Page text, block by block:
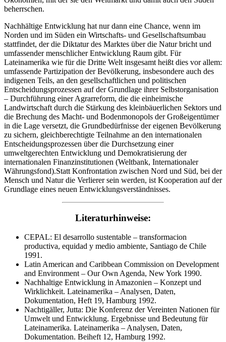
beherrschen.
Nachhältige Entwicklung hat nur dann eine Chance, wenn im
Norden und im Süden ein Wirtschafts- und Gesellschaftsumbau
stattfindet, der die Diktatur des Marktes über die Natur bricht und
umfassender menschlicher Entwicklung Raum gibt. Für
Lateinamerika wie für die Dritte Welt insgesamt heißt dies vor allem:
umfassende Partizipation der Bevölkerung, insbesondere auch des
indigenen Teils, an den gesellschaftlichen und politischen
Entscheidungsprozessen auf der Grundlage ihrer Selbstorganisation
– Durchführung einer Agrarreform, die die einheimische
Landwirtschaft durch die Stärkung des kleinbäuerlichen Sektors und
die Brechung des Macht- und Bodenmonopols der Großeigentümer
in die Lage versetzt, die Grundbedürfnisse der eigenen Bevölkerung
zu sichern, gleichberechtigte Teilnahme an den internationalen
Entscheidungsprozessen über die Durchsetzung einer
umweltgerechten Entwicklung und Demokratisierung der
internationalen Finanzinstitutionen (Weltbank, Internationaler
Währungsfond).Statt Konfrontation zwischen Nord und Süd, bei der
Mensch und Natur die Verlierer sein werden, ist Kooperation auf der
Grundlage eines neuen Entwicklungsverständnisses.
Literaturhinweise:
CEPAL: El desarrollo sustentable – transformacion
productiva, equidad y medio ambiente, Santiago de Chile
1991.
Latin American and Caribbean Commission on Development
and Environment – Our Own Agenda, New York 1990.
Nachhaltige Entwicklung in Amazonien – Konzept und
Wirklichkeit. Lateinamerika – Analysen, Daten,
Dokumentation, Heft 19, Hamburg 1992.
Nachtigäller, Jutta: Die Konferenz der Vereinten Nationen für
Umwelt und Entwicklung. Ergebnisse und Bedeutung für
Lateinamerika. Lateinamerika – Analysen, Daten,
Dokumentation. Beiheft 12, Hamburg 1992.